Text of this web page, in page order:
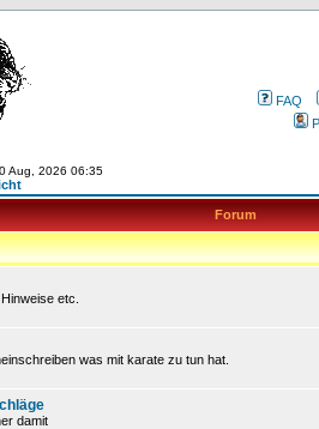
FAQ
Aug, 2026 06:35
Forum
etc.
was mit karate zu tun hat.
damit